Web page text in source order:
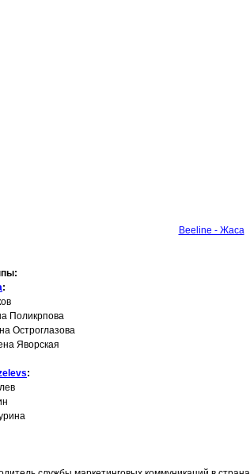
Beeline - Жаса
:
Поликрпова
Остроглазова
Яворская
: